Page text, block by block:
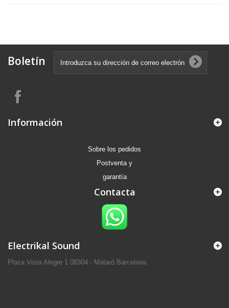
Boletín
Información
Sobre los pedidos
Postventa y
garantía
Contacta
Electrikal Sound
Plaza Vista Alegre 1 08304 - Mataró Barcelona